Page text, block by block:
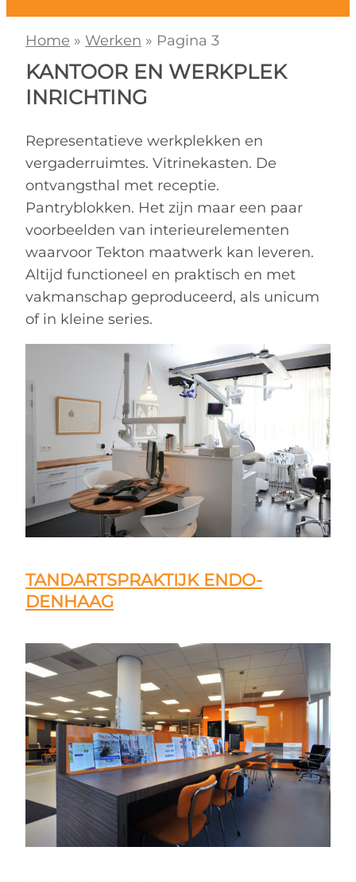
Home » Werken » Pagina 3
KANTOOR EN WERKPLEK
INRICHTING
Representatieve werkplekken en
vergaderruimtes. Vitrinekasten. De
ontvangsthal met receptie.
Pantryblokken. Het zijn maar een paar
voorbeelden van interieurelementen
waarvoor Tekton maatwerk kan leveren.
Altijd functioneel en praktisch en met
vakmanschap geproduceerd, als unicum
of in kleine series.
TANDARTSPRAKTIJK ENDO-
DENHAAG